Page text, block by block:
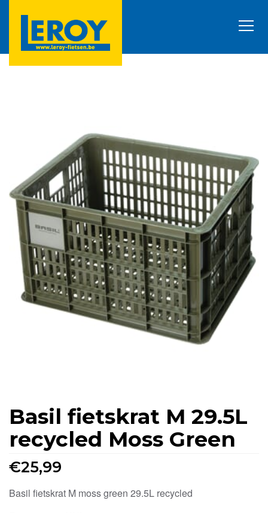
Basil fietskrat M 29.5L
recycled Moss Green
€25,99
Basil fietskrat M moss green 29.5L recycled